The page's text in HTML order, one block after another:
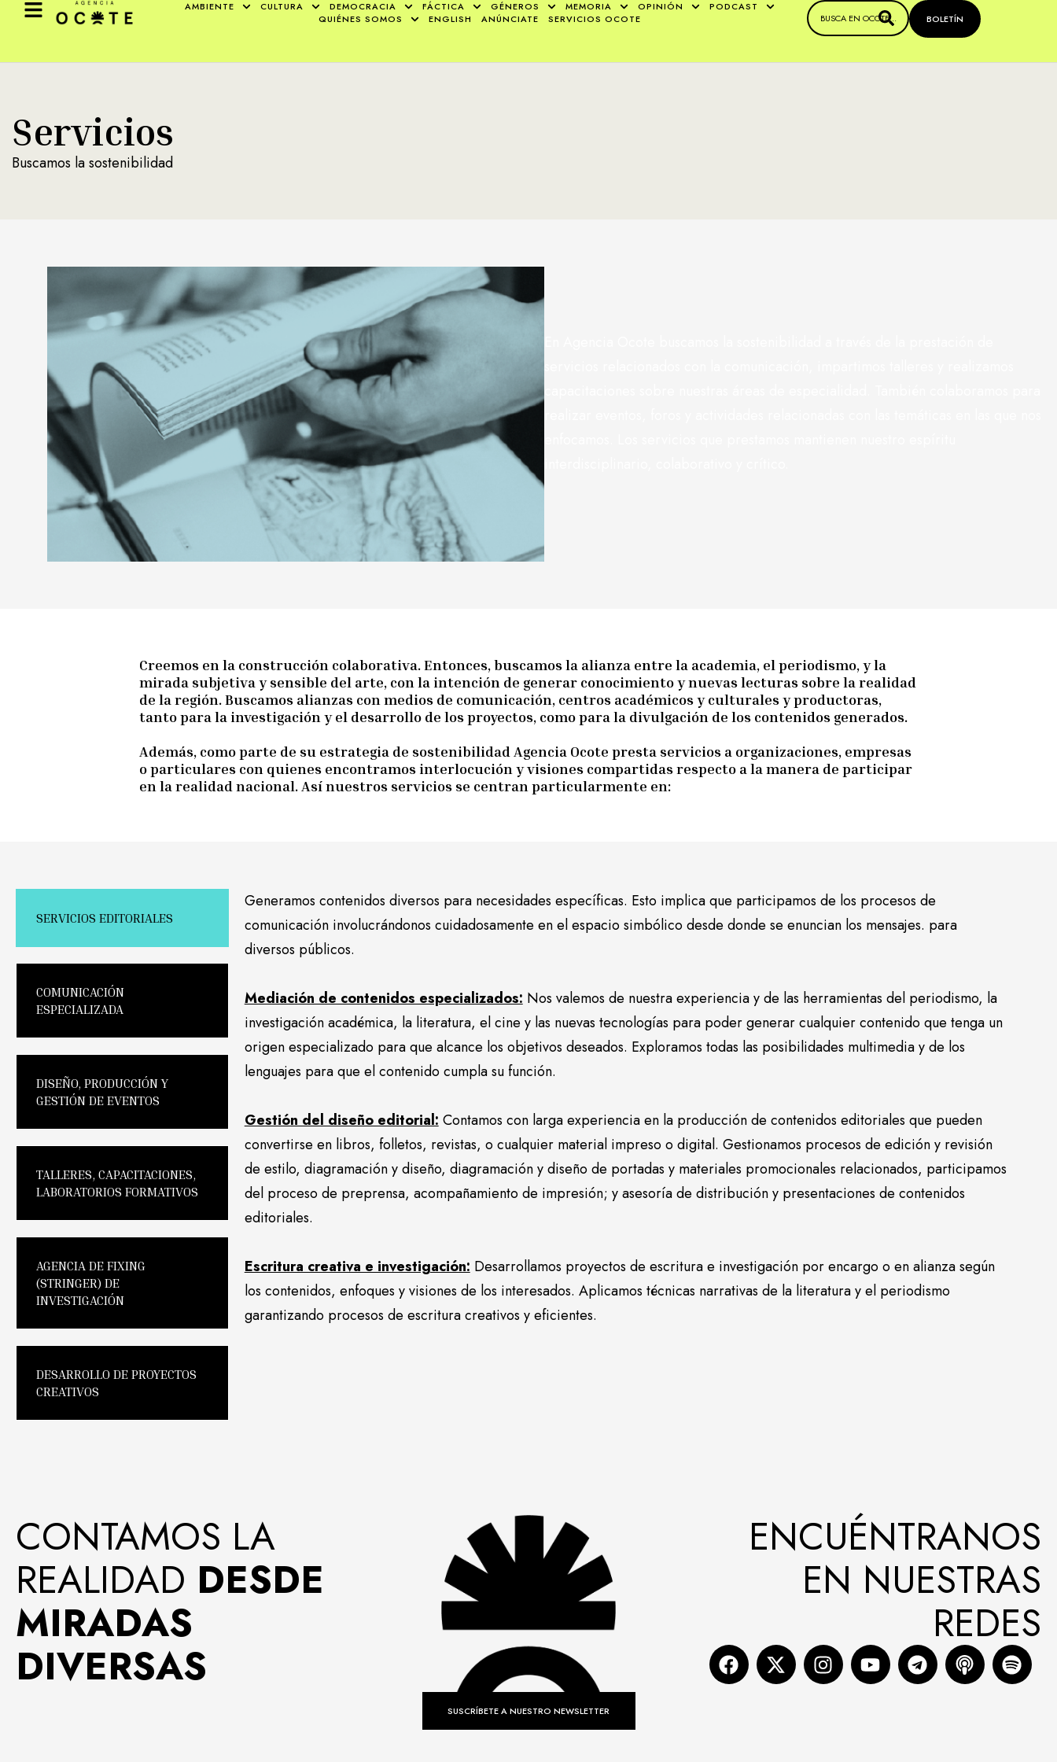
AMBIENTE CULTURA DEMOCRACIA FÁCTICA GÉNEROS MEMORIA OPINIÓN
PODCAST
QUIÉNES SOMOS
ENGLISH ANÚNCIATE SERVICIOS OCOTE BOLETÍN
Servicios
Buscamos la sostenibilidad
Creemos en la construcción colaborativa. Entonces, buscamos la alianza entre la academia, el periodismo, y la
mirada subjetiva y sensible del arte, con la intención de generar conocimiento y nuevas lecturas sobre la realidad
de la región. Buscamos alianzas con medios de comunicación, centros académicos y culturales y productoras,
tanto para la investigación y el desarrollo de los proyectos, como para la divulgación de los contenidos generados.
Además, como parte de su estrategia de sostenibilidad Agencia Ocote presta servicios a organizaciones, empresas
o particulares con quienes encontramos interlocución y visiones compartidas respecto a la manera de participar
en la realidad nacional. Así nuestros servicios se centran particularmente en:
SERVICIOS EDITORIALES
COMUNICACIÓN
ESPECIALIZADA
DISEÑO, PRODUCCIÓN Y
GESTIÓN DE EVENTOS
TALLERES, CAPACITACIONES,
LABORATORIOS FORMATIVOS
AGENCIA DE FIXING
(STRINGER) DE
INVESTIGACIÓN
DESARROLLO DE PROYECTOS
CREATIVOS
Generamos contenidos diversos para necesidades específicas. Esto implica que participamos de los procesos de
comunicación involucrándonos cuidadosamente en el espacio simbólico desde donde se enuncian los mensajes. para
diversos públicos.
Mediación de contenidos especializados: Nos valemos de nuestra experiencia y de las herramientas del periodismo, la
investigación académica, la literatura, el cine y las nuevas tecnologías para poder generar cualquier contenido que tenga un
origen especializado para que alcance los objetivos deseados. Exploramos todas las posibilidades multimedia y de los
lenguajes para que el contenido cumpla su función.
Gestión del diseño editorial: Contamos con larga experiencia en la producción de contenidos editoriales que pueden
convertirse en libros, folletos, revistas, o cualquier material impreso o digital. Gestionamos procesos de edición y revisión
de estilo, diagramación y diseño, diagramación y diseño de portadas y materiales promocionales relacionados, participamos
del proceso de preprensa, acompañamiento de impresión; y asesoría de distribución y presentaciones de contenidos
editoriales.
Escritura creativa e investigación: Desarrollamos proyectos de escritura e investigación por encargo o en alianza según
los contenidos, enfoques y visiones de los interesados. Aplicamos técnicas narrativas de la literatura y el periodismo
garantizando procesos de escritura creativos y eficientes.
CONTAMOS LA
REALIDAD DESDE
MIRADAS
DIVERSAS
SUSCRÍBETE A NUESTRO NEWSLETTER
ENCUÉNTRANOS
EN NUESTRAS
REDES